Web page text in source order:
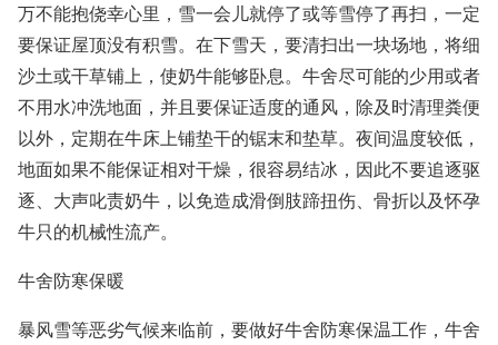
万不能抱侥幸心里，雪一会儿就停了或等雪停了再扫，一定
要保证屋顶没有积雪。在下雪天，要清扫出一块场地，将细
沙土或干草铺上，使奶牛能够卧息。牛舍尽可能的少用或者
不用水冲洗地面，并且要保证适度的通风，除及时清理粪便
以外，定期在牛床上铺垫干的锯末和垫草。夜间温度较低，
地面如果不能保证相对干燥，很容易结冰，因此不要追逐驱
逐、大声叱责奶牛，以免造成滑倒肢蹄扭伤、骨折以及怀孕
牛只的机械性流产。
牛舍防寒保暖
暴风雪等恶劣气候来临前，要做好牛舍防寒保温工作，牛舍